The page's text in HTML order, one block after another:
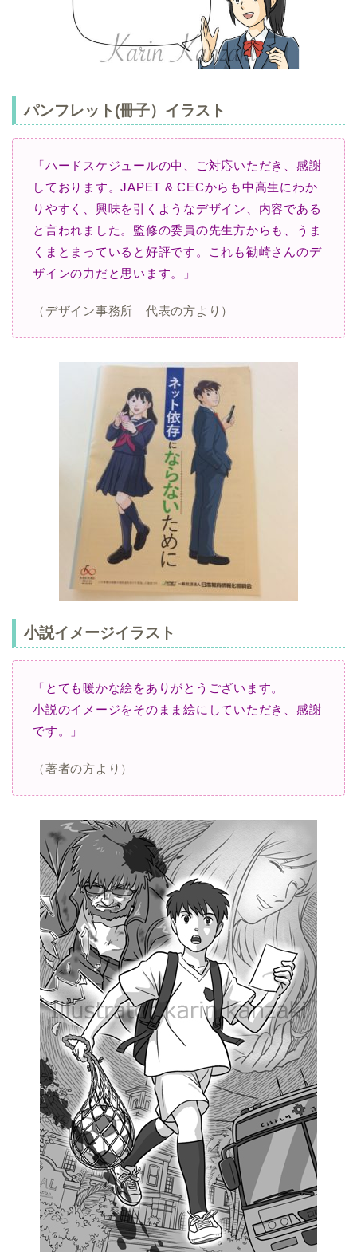
パンフレット(冊子） イラスト
「ハードスケジュールの中、ご対応いただき、感謝
しております。JAPET & CECからも中高生にわか
りやすく、興味を引くようなデザイン、内容である
と言われました。 監修の委員の先生方からも、うま
くまとまっていると好評です。これも勧崎さんのデ
ザインの力だと思います。」
（デザイン事務所 代表の方より）
小説イメージイラスト
「とても暖かな絵をありがとうございます。
小説のイメージをそのまま絵にしていただき、感謝
です。」
（著者の方より）